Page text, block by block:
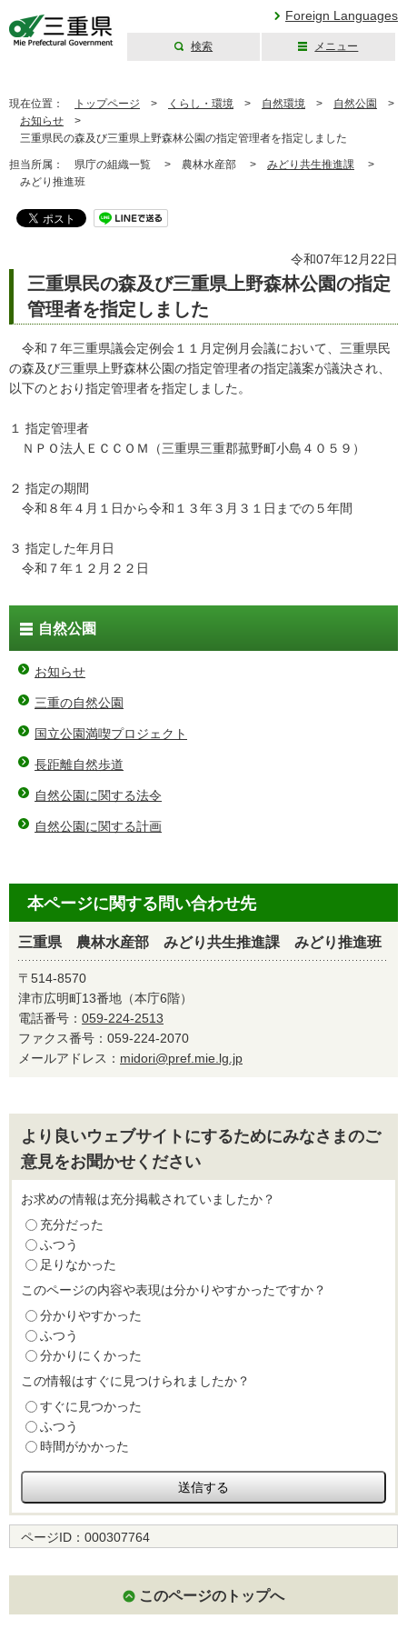
Foreign Languages
検索 メニュー
現在位置： トップページ > くらし・環境 > 自然環境 > 自然公園
>
お知らせ >
三重県民の森及び三重県上野森林公園の指定管理者を指定しました
担当所属： 県庁の組織一覧 > 農林水産部 > みどり共生推進課 >
みどり推進班
令和07年12月22日
三重県民の森及び三重県上野森林公園の指定
管理者を指定しました
令和７年三重県議会定例会１１月定例月会議において、三重県民
の森及び三重県上野森林公園の指定管理者の指定議案が議決され、
以下のとおり指定管理者を指定しました。
１ 指定管理者
ＮＰＯ法人ＥＣＣＯＭ（三重県三重郡菰野町小島４０５９）
２ 指定の期間
令和８年４月１日から令和１３年３月３１日までの５年間
３ 指定した年月日
令和７年１２月２２日
自然公園
お知らせ
三重の自然公園
国立公園満喫プロジェクト
長距離自然歩道
自然公園に関する法令
自然公園に関する計画
本ページに関する問い合わせ先
三重県 農林水産部 みどり共生推進課 みどり推進班
〒514-8570
津市広明町13番地（本庁6階）
電話番号： 059-224-2513
ファクス番号：059-224-2070
メールアドレス： midori@pref.mie.lg.jp
より良いウェブサイトにするためにみなさまのご
意見をお聞かせください
お求めの情報は充分掲載されていましたか？
充分だった
ふつう
足りなかった
このページの内容や表現は分かりやすかったですか？
分かりやすかった
ふつう
分かりにくかった
この情報はすぐに見つけられましたか？
すぐに見つかった
ふつう
時間がかかった
ページID： 000307764
このページのトップへ